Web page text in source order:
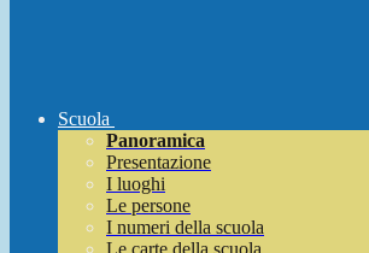
Scuola
Panoramica
Presentazione
I luoghi
Le persone
I numeri della scuola